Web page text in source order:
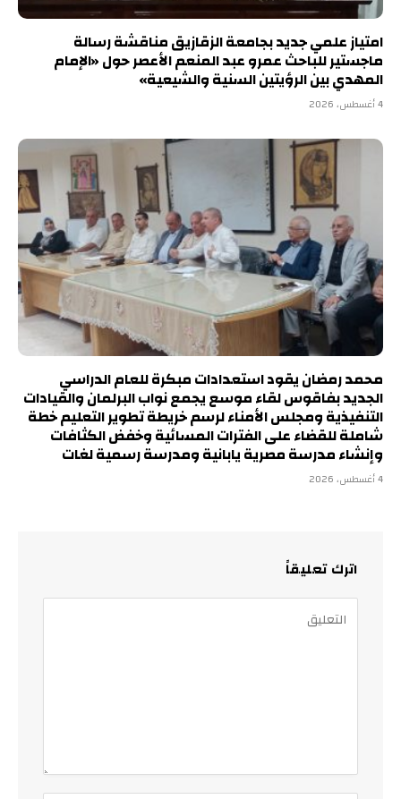
امتياز علمي جديد بجامعة الزقازيق مناقشة رسالة
ماجستير للباحث عمرو عبد المنعم الأعصر حول «الإمام
المهدي بين الرؤيتين السنية والشيعية»
4 أغسطس، 2026
محمد رمضان يقود استعدادات مبكرة للعام الدراسي
الجديد بفاقوس لقاء موسع يجمع نواب البرلمان والقيادات
التنفيذية ومجلس الأمناء لرسم خريطة تطوير التعليم خطة
شاملة للقضاء على الفترات المسائية وخفض الكثافات
وإنشاء مدرسة مصرية يابانية ومدرسة رسمية لغات
4 أغسطس، 2026
اترك تعليقاً